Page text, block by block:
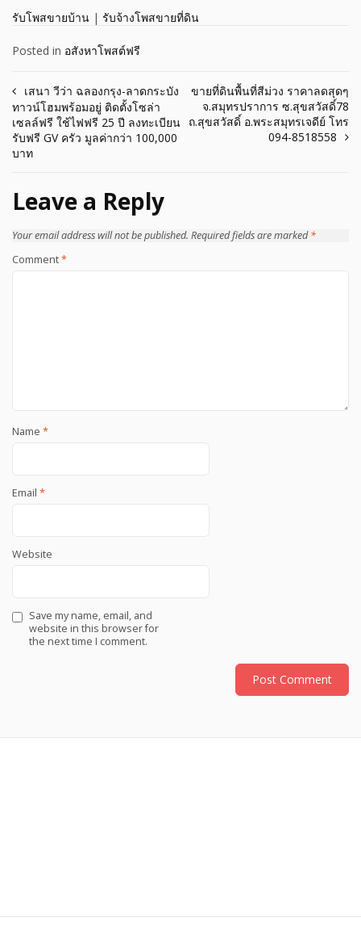
รับโพสขายบ้าน | รับจ้างโพสขายที่ดิน
Posted in อสังหาโพสต์ฟรี
Post
navigation
เสนา วีว่า ฉลองกรุง-ลาดกระบัง
ทาวน์โฮมพร้อมอยู่ ติดตั้งโซล่า
เซลล์ฟรี ใช้ไฟฟรี 25 ปี ลงทะเบียน
รับฟรี GV ครัว มูลค่ากว่า 100,000
บาท
ขายที่ดินพื้นที่สีม่วง ราคาลดสุดๆ
จ.สมุทรปราการ ซ.สุขสวัสดิ์78
ถ.สุขสวัสดิ์ อ.พระสมุทรเจดีย์ โทร
094-8518558
Leave a Reply
Your email address will not be published. Required fields are marked*
Comment*
Name *
Email *
Website
Save my name, email, and
website in this browser for
the next time I comment.